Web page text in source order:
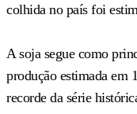
colhida no país foi
A soja segue como
produção estimada em
recorde da série